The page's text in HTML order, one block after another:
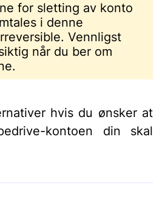
for sletting av konto
i denne
Vennligst
når du ber om
hvis du ønsker at
kontoen din skal